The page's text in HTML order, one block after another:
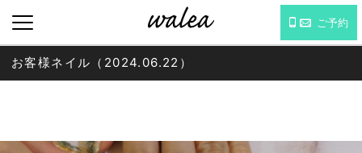
ご予約
お客様ネイル（2024.06.22）